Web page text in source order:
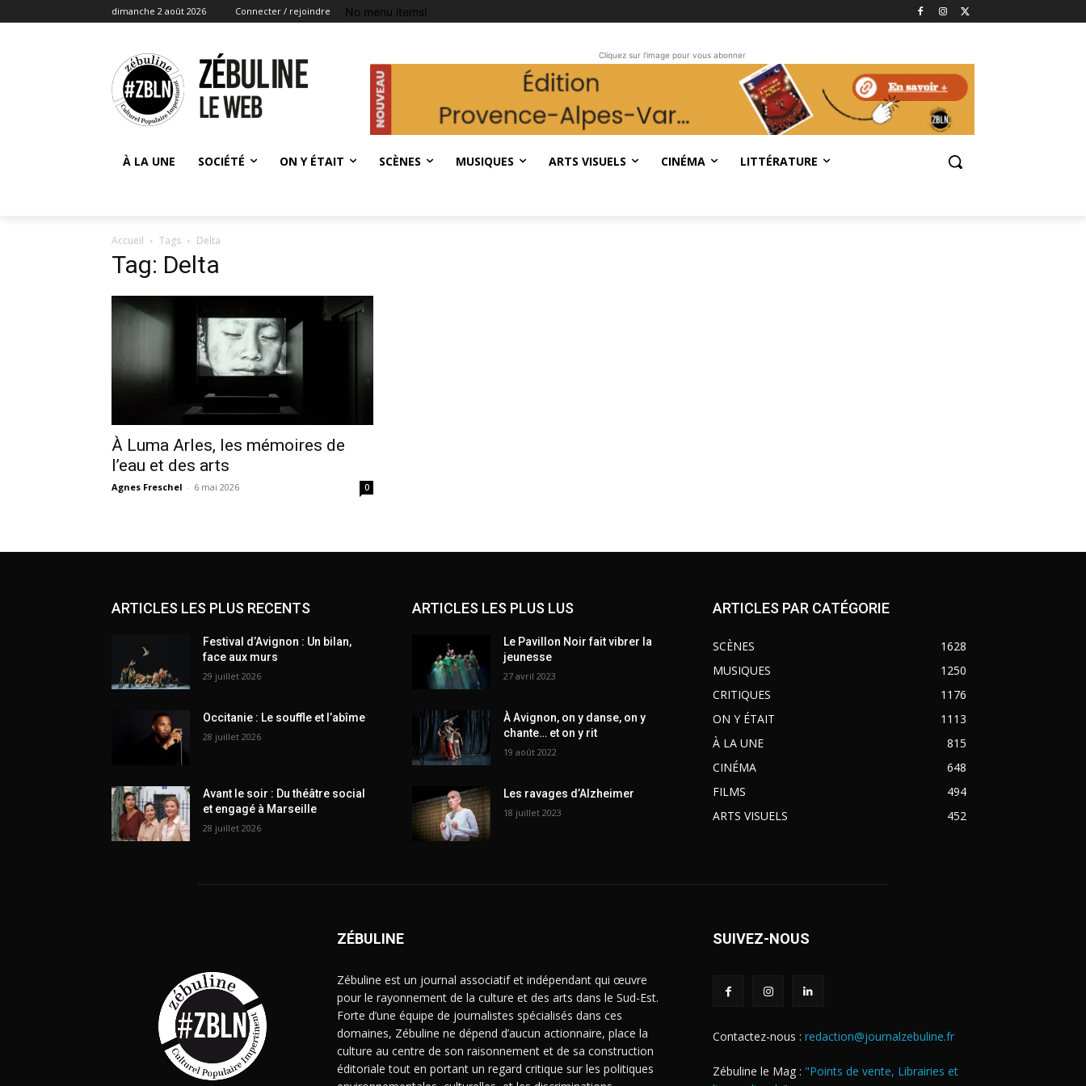
dimanche 2 août 2026 Connecter / rejoindre No menu items!
Cliquez sur l'image pour vous abonner
À LA UNE SOCIÉTÉ ON Y ÉTAIT SCÈNES MUSIQUES ARTS VISUELS CINÉMA LITTÉRATURE
Accueil Tags Delta
Tag: Delta
À Luma Arles, les mémoires de
l’eau et des arts
Agnes Freschel - 6 mai 2026 0
ARTICLES LES PLUS RECENTS
Festival d’Avignon : Un bilan,
face aux murs
29 juillet 2026
Occitanie : Le souffle et l’abîme
28 juillet 2026
Avant le soir : Du théâtre social
et engagé à Marseille
28 juillet 2026
ARTICLES LES PLUS LUS
Le Pavillon Noir fait vibrer la
jeunesse
27 avril 2023
À Avignon, on y danse, on y
chante… et on y rit
19 août 2022
Les ravages d’Alzheimer
18 juillet 2023
ARTICLES PAR CATÉGORIE
SCÈNES
1628
MUSIQUES
1250
CRITIQUES
1176
ON Y ÉTAIT
1113
À LA UNE
815
CINÉMA
648
FILMS
494
ARTS VISUELS
452
ZÉBULINE
Zébuline est un journal associatif et indépendant qui œuvre
pour le rayonnement de la culture et des arts dans le Sud-Est.
Forte d’une équipe de journalistes spécialisés dans ces
domaines, Zébuline ne dépend d’aucun actionnaire, place la
culture au centre de son raisonnement et de sa construction
éditoriale tout en portant un regard critique sur les politiques
SUIVEZ-NOUS
Contactez-nous : redaction@journalzebuline.fr
Zébuline le Mag : "Points de vente, Librairies et